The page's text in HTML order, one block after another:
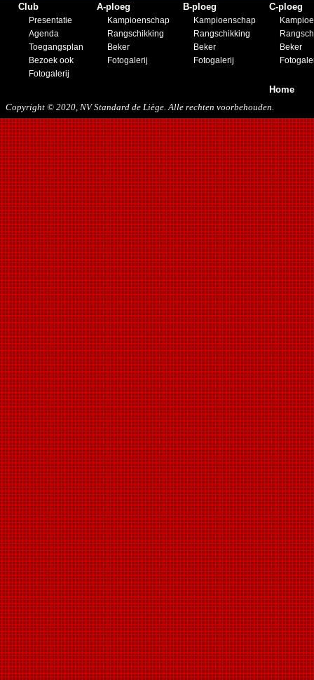
Club
Presentatie
Agenda
Toegangsplan
Bezoek ook
Fotogalerij
A-ploeg
Kampioenschap
Rangschikking
Beker
Fotogalerij
B-ploeg
Kampioenschap
Rangschikking
Beker
Fotogalerij
C-ploeg
Beker
Home
Copyright © 2020, NV Standard de Liège. Alle rechten voorbehouden.